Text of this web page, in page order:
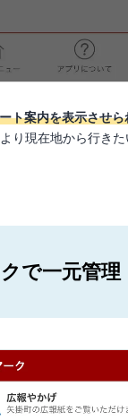
ト案内を表示させら
り現在地から行き
で一元管理